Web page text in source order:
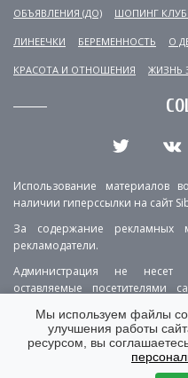
ОБЪЯВЛЕНИЯ (ДО) ШОПИНГ КЛУБ
ЛИНЕЕЧКИ БЕРЕМЕННОСТЬ О
КРАСОТА И ОТНОШЕНИЯ ЖИЗНЬ
Использование материалов
наличии гиперссылки на сайт
За содержание рекламных
рекламодатели.
Администрация не несет
оставляемые посетителями
РЕКЛАМА О
ПОЛИТИКА
Мы используем файлы
улучшения работы
ресурсом, вы